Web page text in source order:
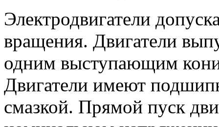
Электродвигатели
вращения. Двигатели
одним выступающим
Двигатели имеют
смазкой. Прямой пуск